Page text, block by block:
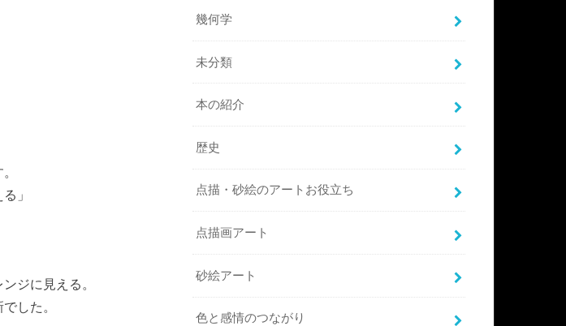
」
ジに見える。
した。
幾何学
未分類
本の紹介
歴史
点描・砂絵のアートお役立ち
点描画アート
砂絵アート
色と感情のつながり